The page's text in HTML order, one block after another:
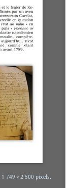
1 749 × 2 500 pixels.